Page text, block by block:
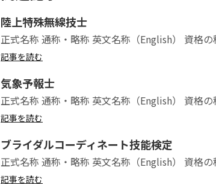
陸上特殊無線技士
正式名称 通称・略称 英文名称（English） 資格
記事を読む
気象予報士
正式名称 通称・略称 英文名称（English） 資格
記事を読む
ブライダルコーディネート技能検定
正式名称 通称・略称 英文名称（English） 資格
記事を読む